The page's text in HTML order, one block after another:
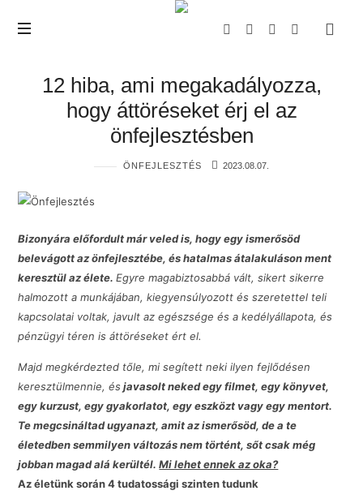
Wealth
12 hiba, ami megakadályozza,
hogy áttöréseket érj el az
önfejlesztésben
ÖNFEJLESZTÉS 2023.08.07.
Bizonyára előfordult már veled is, hogy egy ismerősöd
belevágott az önfejlesztébe, és hatalmas átalakuláson ment
keresztül az élete.Egyre magabiztosabbá vált, sikert sikerre
halmozott a munkájában, kiegyensúlyozott és szeretettel teli
kapcsolatai voltak, javult az egészsége és a kedélyállapota, és
pénzügyi téren is áttöréseket ért el.
Majd megkérdezted tőle, mi segített neki ilyen fejlődésen
keresztülmennie, ésjavasolt neked egy filmet, egy könyvet,
egy kurzust, egy gyakorlatot, egy eszközt vagy egy mentort.
Te megcsináltad ugyanazt, amit az ismerősöd, de a te
életedben semmilyen változás nem történt, sőt csak még
jobban magad alá kerültél.Mi lehet ennek az oka?
Az életünk során 4 tudatossági szinten tudunk